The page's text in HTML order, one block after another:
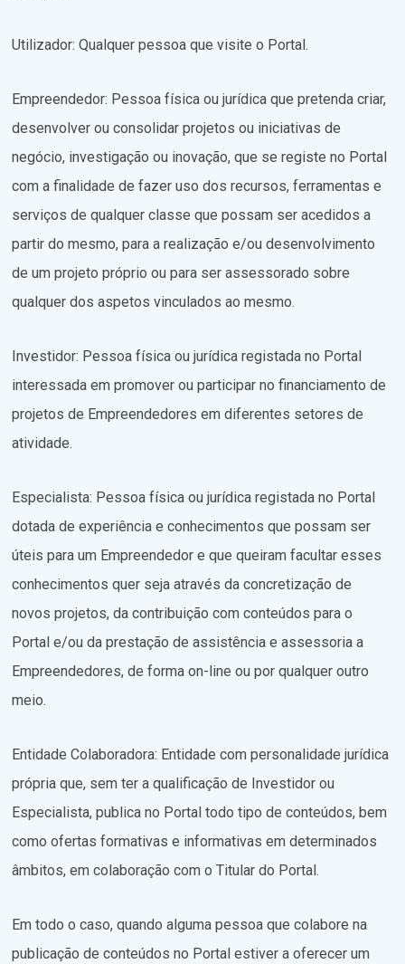
Utilizador: Qualquer pessoa que visite o Portal.
Empreendedor: Pessoa física ou jurídica que pretenda criar,
desenvolver ou consolidar projetos ou iniciativas de
negócio, investigação ou inovação, que se registe no Portal
com a finalidade de fazer uso dos recursos, ferramentas e
serviços de qualquer classe que possam ser acedidos a
partir do mesmo, para a realização e/ou desenvolvimento
de um projeto próprio ou para ser assessorado sobre
qualquer dos aspetos vinculados ao mesmo.
Investidor: Pessoa física ou jurídica registada no Portal
interessada em promover ou participar no financiamento de
projetos de Empreendedores em diferentes setores de
atividade.
Especialista: Pessoa física ou jurídica registada no Portal
dotada de experiência e conhecimentos que possam ser
úteis para um Empreendedor e que queiram facultar esses
conhecimentos quer seja através da concretização de
novos projetos, da contribuição com conteúdos para o
Portal e/ou da prestação de assistência e assessoria a
Empreendedores, de forma on-line ou por qualquer outro
meio.
Entidade Colaboradora: Entidade com personalidade jurídica
própria que, sem ter a qualificação de Investidor ou
Especialista, publica no Portal todo tipo de conteúdos, bem
como ofertas formativas e informativas em determinados
âmbitos, em colaboração com o Titular do Portal.
Em todo o caso, quando alguma pessoa que colabore na
publicação de conteúdos no Portal estiver a oferecer um